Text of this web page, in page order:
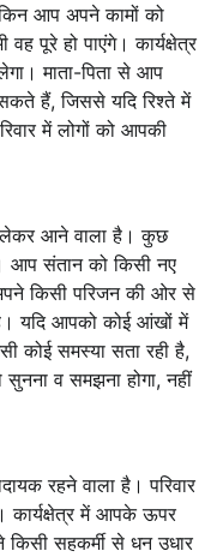
आप अपने कामों को
पूरे हो पाएंगे। कार्यक्षेत्र
माता-पिता से आप
हैं, जिससे यदि रिश्ते में
में लोगों को आपकी
लेकर आने वाला है। कुछ
आप संतान को किसी नए
किसी परिजन की ओर से
यदि आपको कोई आंखों में
कोई समस्या सता रही है,
सुनना व समझना होगा, नहीं
रहने वाला है। परिवार
में आपके ऊपर
सहकर्मी से धन उधार